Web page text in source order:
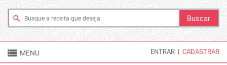
search
 MENU ENTRAR | CADASTRAR